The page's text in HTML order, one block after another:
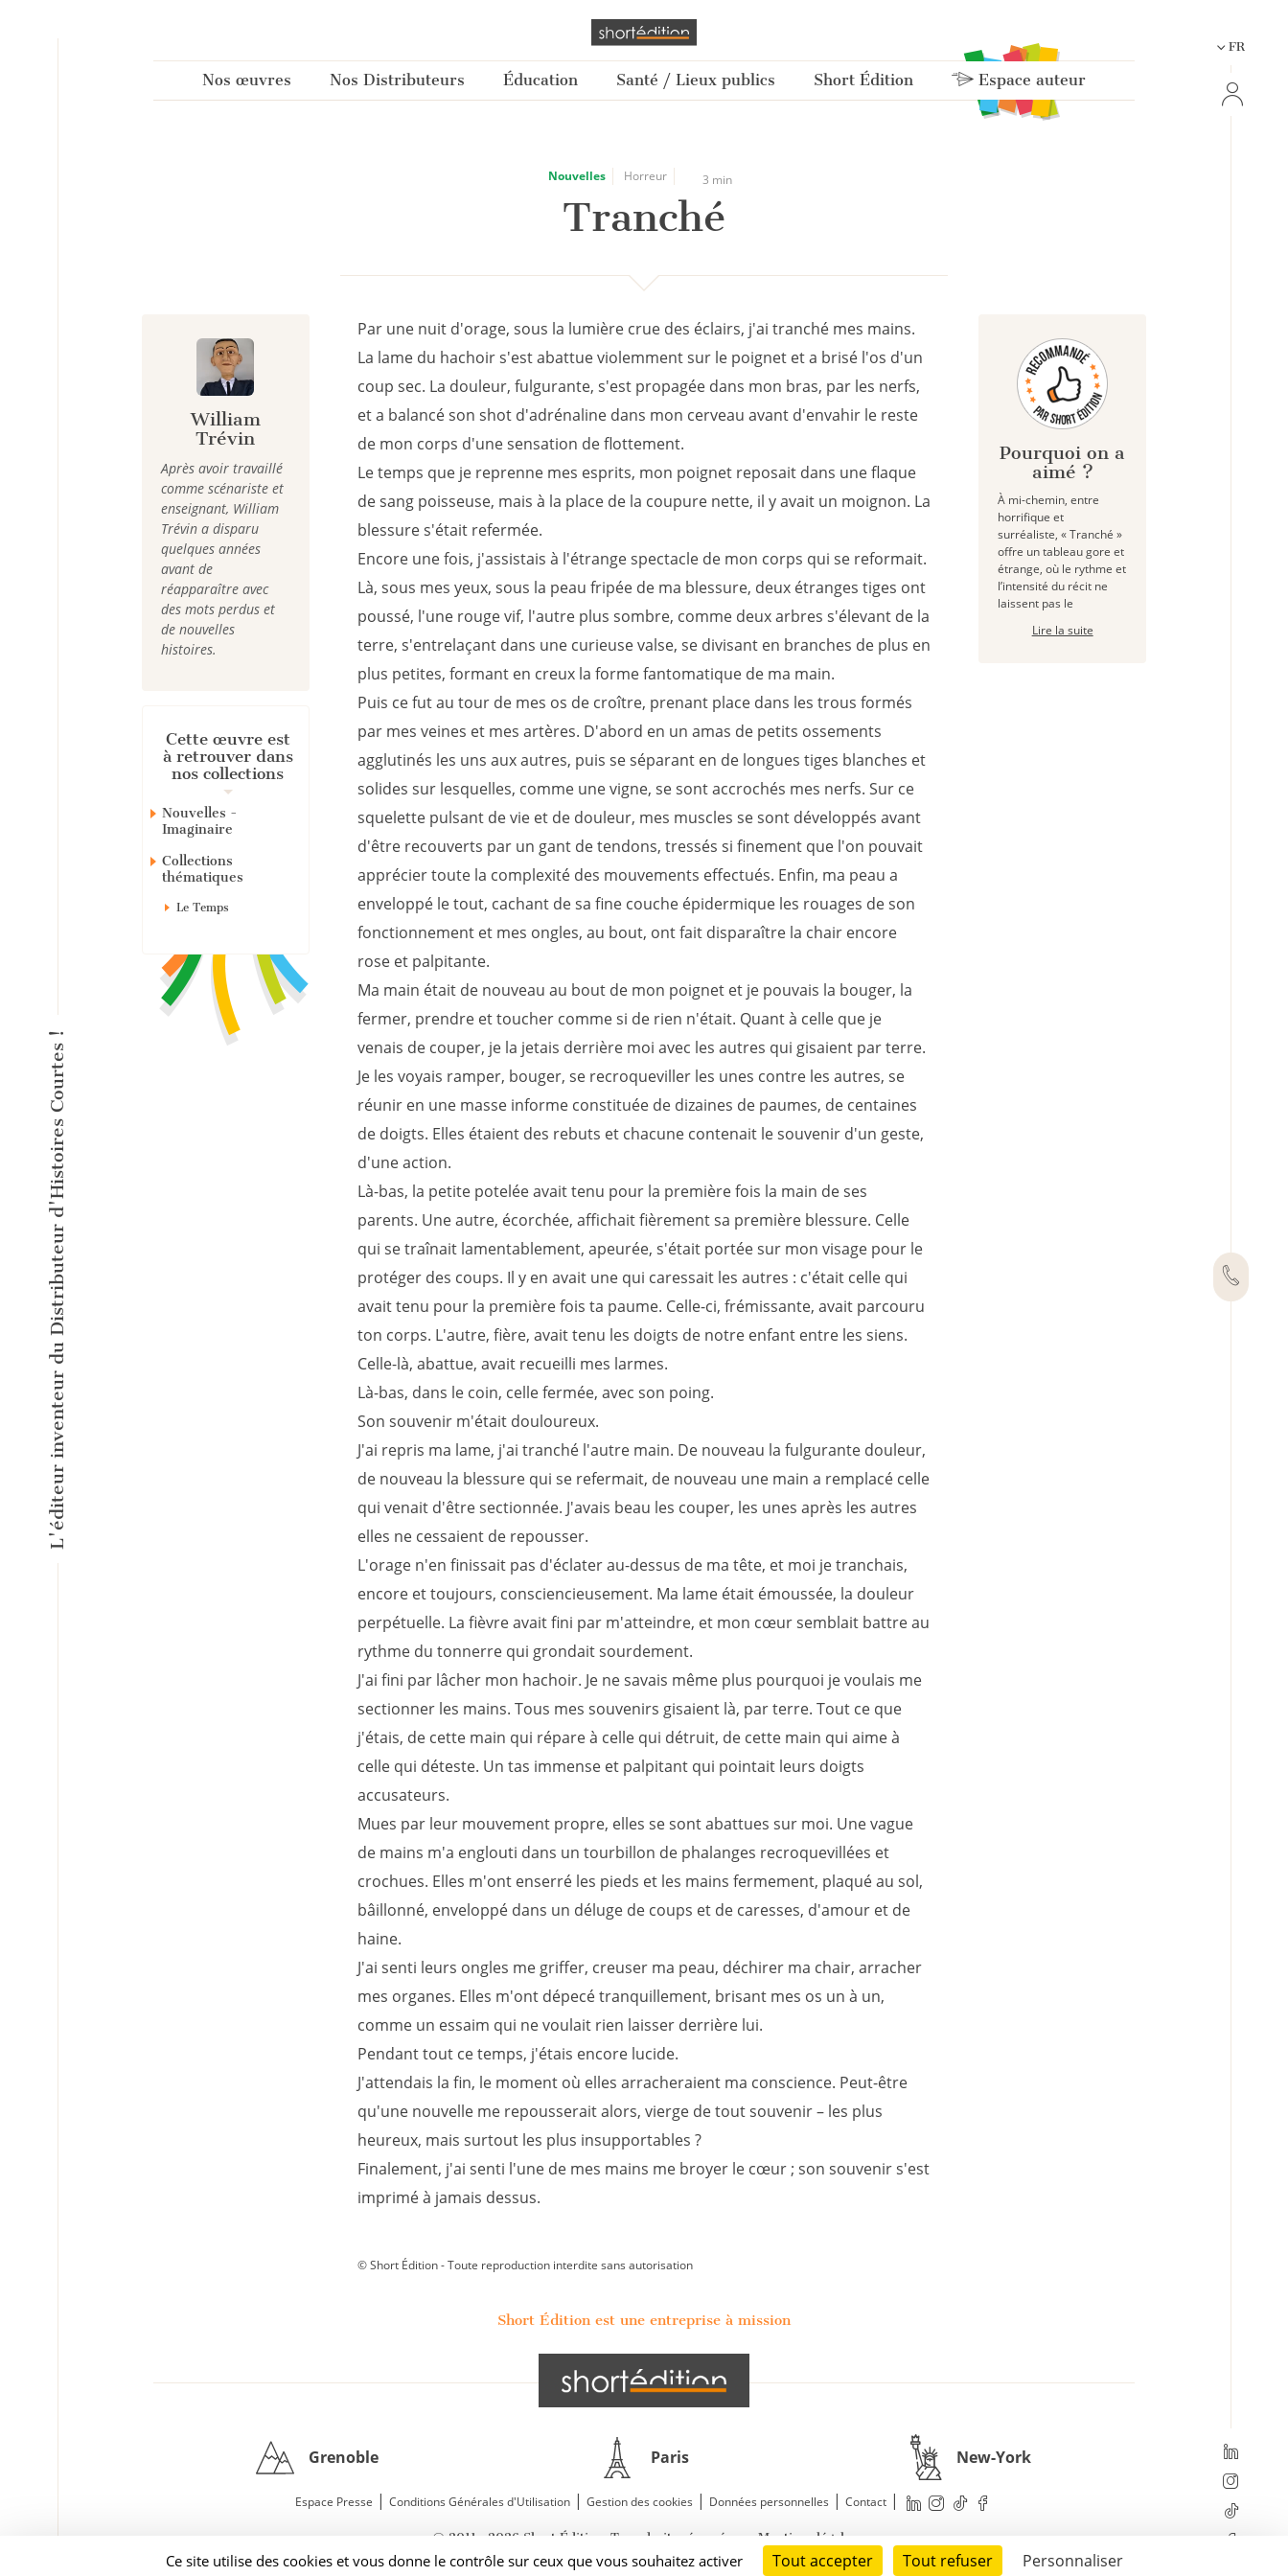
Ce site utilise des cookies et vous donne le contrôle sur ceux que vous souhaitez activer Tout accepter Tout refuser Personnaliser
L'éditeur inventeur du Distributeur d'Histoires Courtes !
Nos œuvres Nos Distributeurs Éducation Santé / Lieux publics Short Édition Espace auteur
FR
Nouvelles Horreur 3 min
Tranché
William
Trévin
Après avoir travaillé
comme scénariste et
enseignant, William
Trévin a disparu
quelques années
avant de
réapparaître avec
des mots perdus et
de nouvelles
histoires.
Cette œuvre est
à retrouver dans
nos collections
Nouvelles -
Imaginaire
Collections
thématiques
Le Temps
Par une nuit d'orage, sous la lumière crue des éclairs, j'ai tranché mes mains.
La lame du hachoir s'est abattue violemment sur le poignet et a brisé l'os d'un
coup sec. La douleur, fulgurante, s'est propagée dans mon bras, par les nerfs,
et a balancé son shot d'adrénaline dans mon cerveau avant d'envahir le reste
de mon corps d'une sensation de flottement.
Le temps que je reprenne mes esprits, mon poignet reposait dans une flaque
de sang poisseuse, mais à la place de la coupure nette, il y avait un moignon. La
blessure s'était refermée.
Encore une fois, j'assistais à l'étrange spectacle de mon corps qui se reformait.
Là, sous mes yeux, sous la peau fripée de ma blessure, deux étranges tiges ont
poussé, l'une rouge vif, l'autre plus sombre, comme deux arbres s'élevant de la
terre, s'entrelaçant dans une curieuse valse, se divisant en branches de plus en
plus petites, formant en creux la forme fantomatique de ma main.
Puis ce fut au tour de mes os de croître, prenant place dans les trous formés
par mes veines et mes artères. D'abord en un amas de petits ossements
agglutinés les uns aux autres, puis se séparant en de longues tiges blanches et
solides sur lesquelles, comme une vigne, se sont accrochés mes nerfs. Sur ce
squelette pulsant de vie et de douleur, mes muscles se sont développés avant
d'être recouverts par un gant de tendons, tressés si finement que l'on pouvait
apprécier toute la complexité des mouvements effectués. Enfin, ma peau a
enveloppé le tout, cachant de sa fine couche épidermique les rouages de son
fonctionnement et mes ongles, au bout, ont fait disparaître la chair encore
rose et palpitante.
Ma main était de nouveau au bout de mon poignet et je pouvais la bouger, la
fermer, prendre et toucher comme si de rien n'était. Quant à celle que je
venais de couper, je la jetais derrière moi avec les autres qui gisaient par terre.
Je les voyais ramper, bouger, se recroqueviller les unes contre les autres, se
réunir en une masse informe constituée de dizaines de paumes, de centaines
de doigts. Elles étaient des rebuts et chacune contenait le souvenir d'un geste,
d'une action.
Là-bas, la petite potelée avait tenu pour la première fois la main de ses
parents. Une autre, écorchée, affichait fièrement sa première blessure. Celle
qui se traînait lamentablement, apeurée, s'était portée sur mon visage pour le
protéger des coups. Il y en avait une qui caressait les autres : c'était celle qui
avait tenu pour la première fois ta paume. Celle-ci, frémissante, avait parcouru
ton corps. L'autre, fière, avait tenu les doigts de notre enfant entre les siens.
Celle-là, abattue, avait recueilli mes larmes.
Là-bas, dans le coin, celle fermée, avec son poing.
Son souvenir m'était douloureux.
J'ai repris ma lame, j'ai tranché l'autre main. De nouveau la fulgurante douleur,
de nouveau la blessure qui se refermait, de nouveau une main a remplacé celle
qui venait d'être sectionnée. J'avais beau les couper, les unes après les autres
elles ne cessaient de repousser.
L'orage n'en finissait pas d'éclater au-dessus de ma tête, et moi je tranchais,
encore et toujours, consciencieusement. Ma lame était émoussée, la douleur
perpétuelle. La fièvre avait fini par m'atteindre, et mon cœur semblait battre au
rythme du tonnerre qui grondait sourdement.
J'ai fini par lâcher mon hachoir. Je ne savais même plus pourquoi je voulais me
sectionner les mains. Tous mes souvenirs gisaient là, par terre. Tout ce que
j'étais, de cette main qui répare à celle qui détruit, de cette main qui aime à
celle qui déteste. Un tas immense et palpitant qui pointait leurs doigts
accusateurs.
Mues par leur mouvement propre, elles se sont abattues sur moi. Une vague
de mains m'a englouti dans un tourbillon de phalanges recroquevillées et
crochues. Elles m'ont enserré les pieds et les mains fermement, plaqué au sol,
bâillonné, enveloppé dans un déluge de coups et de caresses, d'amour et de
haine.
J'ai senti leurs ongles me griffer, creuser ma peau, déchirer ma chair, arracher
mes organes. Elles m'ont dépecé tranquillement, brisant mes os un à un,
comme un essaim qui ne voulait rien laisser derrière lui.
Pendant tout ce temps, j'étais encore lucide.
J'attendais la fin, le moment où elles arracheraient ma conscience. Peut-être
qu'une nouvelle me repousserait alors, vierge de tout souvenir – les plus
heureux, mais surtout les plus insupportables ?
Finalement, j'ai senti l'une de mes mains me broyer le cœur ; son souvenir s'est
imprimé à jamais dessus.
© Short Édition - Toute reproduction interdite sans autorisation
Pourquoi on a
aimé ?
À mi-chemin, entre
horrifique et
surréaliste, « Tranché »
offre un tableau gore et
étrange, où le rythme et
l’intensité du récit ne
laissent pas le
Lire la suite
Short Édition est une entreprise à mission
Grenoble Paris New-York
Espace Presse | Conditions Générales d'Utilisation | Gestion des cookies | Données personnelles | Contact |
© 2011—2026 Short Édition. Tous droits réservés. Mentions légales